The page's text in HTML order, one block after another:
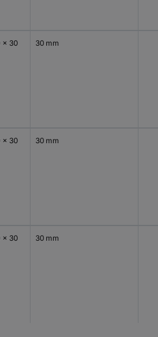
x 30
30 mm
x 30
30 mm
x 30
30 mm